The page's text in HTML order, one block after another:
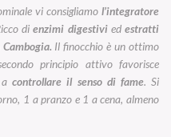
vi consigliamo l’integratore
dienzimi digestiviedestratti
Cambogia. Il finocchio è un ottimo
principio attivo favorisce
acontrollare il senso di fame. Si
1 a pranzo e 1 a cena, almeno